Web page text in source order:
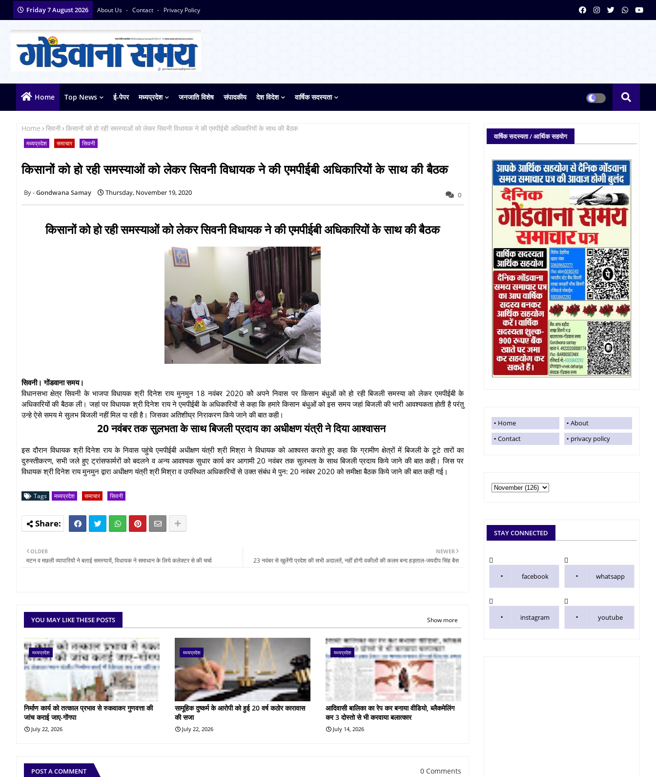
Friday 7 August 2026 About Us Contact Privacy Policy
Home Top News ई-पेपर मध्यप्रदेश जनजाति विशेष संपादकीय देश विदेश वार्षिक सदस्यता
Home सिवनी किसानों को हो रही समस्याओं को लेकर सिवनी विधायक ने की एमपीईबी अधिकारियों के साथ की बैठक
मध्यप्रदेश समाचार सिवनी
किसानों को हो रही समस्याओं को लेकर सिवनी विधायक ने की एमपीईबी अधिकारियों के साथ की बैठक
Gondwana Samay Thursday, November 19, 2020 0
किसानों को हो रही समस्याओं को लेकर सिवनी विधायक ने की एमपीईबी अधिकारियों के साथ की बैठक
सिवनी। गोंडवाना समय।
विधानसभा क्षेत्र सिवनी के भाजपा विधायक श्री दिनेश राय मुनमुन 18 नवंबर 2020 कोे अपने निवास पर किसान बंधुओं को हो रही बिजली समस्या को लेकर एमपीईबी के
अधिकारियों की बैठक ली। जहां पर विधायक श्री दिनेश राय ने एमपीईबी के अधिकारियों से कहा कि हमारे किसान बंधुओं को इस समय जहां बिजली की भारी आवश्यकता होती है परंतु
उन्हे ऐसे समय मे सुलभ बिजली नहीं मिल पा रही है। जिसका अतिशीघ्र निराकरण किये जाने की बात कही।
20 नवंबर तक सुलभता के साथ बिजली प्रदाय का अधीक्षण यंत्री ने दिया आश्वासन
इस दौरान विधायक श्री दिनेश राय के निवास पहुंचे एमपीईबी अधीक्षण यंत्री श्री मिश्रा ने विधायक को आश्वस्त कराते हुए कहा कि ग्रामीण क्षेत्रों में बिजली के टूटे तारों का
दुरुस्तीकरण, सभी जले हुए ट्रांसफार्मरों को बदलने व अन्य आवश्यक सुधार कार्य कर आगामी 20 नवंबर तक सुलभता के साथ बिजली प्रदाय किये जाने की बात कही। जिस पर
विधायक श्री दिनेश राय मुनमुन द्वारा अधीक्षण यंत्री श्री मिश्रा व उपस्थित अधिकारियों से उक्त संबंध मे पुन: 20 नवंबर 2020 को समीक्षा बैठक किये जाने की बात कही गई।
Tags मध्यप्रदेश समाचार सिवनी
NEWER
23 नवंबर से खुलेंगी प्रदेश की सभी अदालतें, नहीं होगी वकीलों की कलम बन्द हड़ताल-जयदीप सिंह बैस
OLDER
मटन व मछली व्यापारियों ने बताई समस्यायें, विधायक ने समाधान के लिये कलेक्टर से की चर्चा
YOU MAY LIKE THESE POSTS Show more
मध्यप्रदेश
निर्माण कार्य को तत्काल प्रभाव से रुकवाकर गुणवत्ता की
जांच कराई जाए-गोंगपा
July 22, 2026
मध्यप्रदेश
सामूहिक दुष्कर्म के आरोपी को हुई 20 वर्ष कठोर कारावास
की सजा
July 22, 2026
मध्यप्रदेश
आदिवासी बालिका का रेप कर बनाया वीडियो, ब्लैकमेलिंग
कर 3 दोस्तो से भी करवाया बलात्कार
July 14, 2026
POST A COMMENT 0 Comments
वार्षिक सदस्यता / आर्थिक सहयोग
Home
About
Contact
privacy policy
STAY CONNECTED
facebook whatsapp
instagram youtube